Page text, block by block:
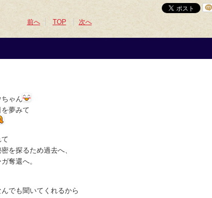
前へ TOP 次へ
ゃん
夢みて
を探るため過去へ、
奪還へ。
でも聞いてくれるから